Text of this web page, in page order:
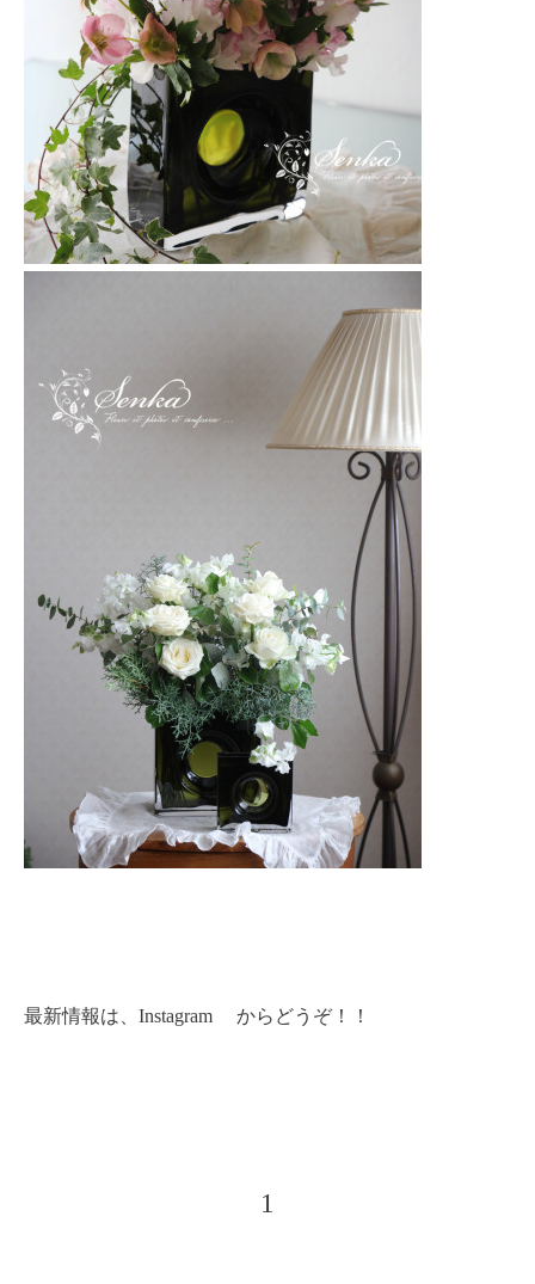
最新情報は、 Instagram からどうぞ！！
1